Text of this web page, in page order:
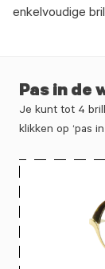
enkelvoudige
Pas in de
Je kunt tot 4
klikken op ‘pas